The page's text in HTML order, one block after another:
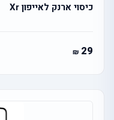
כיסוי ארנק לאייפון Xr
29